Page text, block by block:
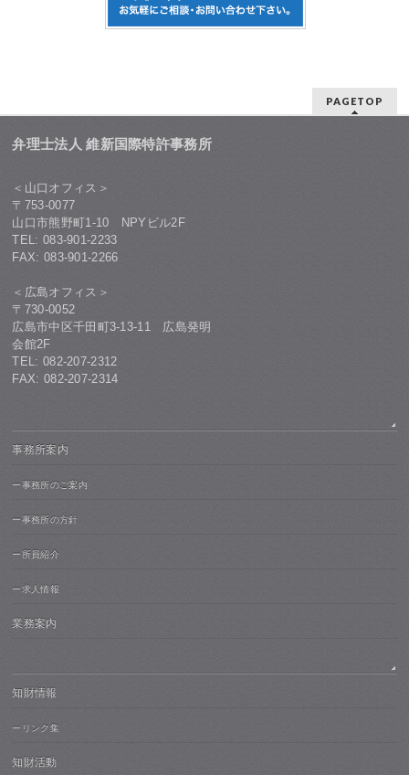
PAGETOP
弁理士法人 維新国際特許事務所
＜山口オフィス＞
〒753-0077
山口市熊野町1-10 NPYビル2F
TEL: 083-901-2233
FAX: 083-901-2266
＜広島オフィス＞
〒730-0052
広島市中区千田町3-13-11 広島発明
会館2F
TEL: 082-207-2312
FAX: 082-207-2314
事務所案内
ー事務所のご案内
ー事務所の方針
ー所員紹介
ー求人情報
業務案内
知財情報
ーリンク集
知財活動